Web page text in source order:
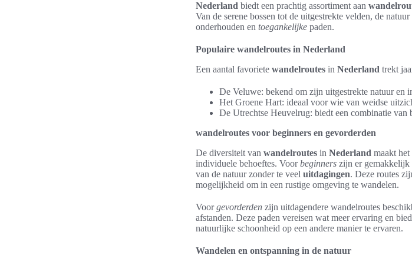
Nederland biedt een prachtig assortiment aan
Van de serene bossen tot de uitgestrekte velden, de
onderhouden en toegankelijke paden.
Populaire wandelroutes in Nederland
Een aantal favoriete wandelroutes in Nederland trekt
De Veluwe: bekend om zijn uitgestrekte natuur en
Het Groene Hart: ideaal voor wie van weidse
De Utrechtse Heuvelrug: biedt een combinatie van
wandelroutes voor beginners en gevorderden
De diversiteit van wandelroutes in Nederland maakt het
individuele behoeftes. Voorbeginners zijn er gemakkelijk
van de natuur zonder te veel uitdagingen. Deze routes
mogelijkheid om in een rustige omgeving te wandelen.
Voorgevorderden zijn uitdagendere wandelroutes
afstanden. Deze paden vereisen wat meer ervaring en
natuurlijke schoonheid op een andere manier te ervaren.
Wandelen en ontspanning in de natuur